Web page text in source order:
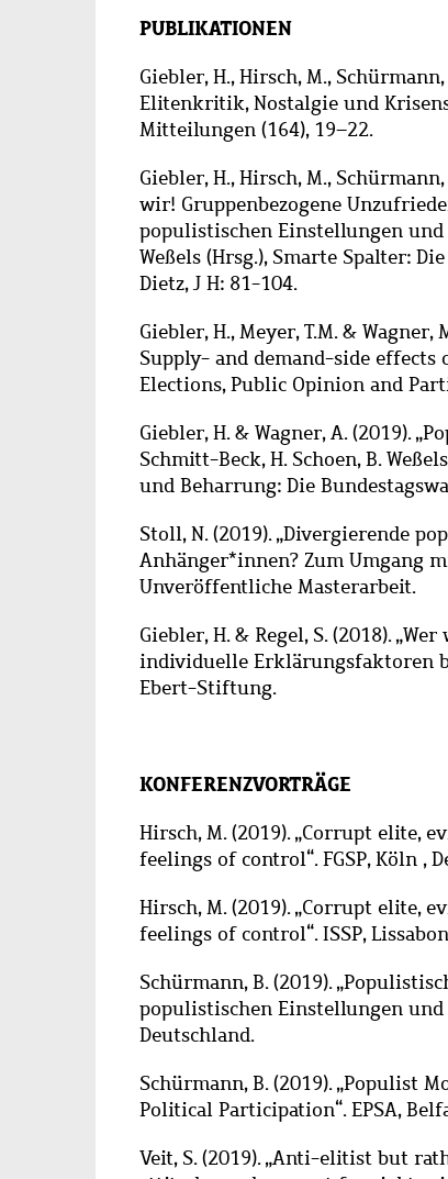
PUBLIKATIONEN
Giebler, H., Hirsch, M.,
Elitenkritik, Nostalgie und
Mitteilungen (164), 19–22.
Giebler, H., Hirsch, M.,
wir! Gruppenbezogene
populistischen Einstellungen und
Weßels (Hrsg.), Smarte Spalter:
Dietz, J H: 81-104.
Giebler, H., Meyer, T.M. & Wagner,
Supply- and demand-side
Elections, Public Opinion and
Giebler, H. & Wagner, A. (2019).
Schmitt-Beck, H. Schoen, B.
und Beharrung: Die
Stoll, N. (2019). „Divergierende
Anhänger*innen? Zum Umgang
Unveröffentliche Masterarbeit.
Giebler, H. & Regel, S. (2018).„Wer
individuelle Erklärungsfaktoren
Ebert-Stiftung.
KONFERENZVORTRÄGE
Hirsch, M. (2019). „Corrupt elite,
feelings of control“. FGSP, Köln ,
Hirsch, M. (2019). „Corrupt elite,
feelings of control“. ISSP,
Schürmann, B. (2019).
populistischen Einstellungen und
Deutschland.
Schürmann, B. (2019).„Populist
Political Participation“. EPSA,
Veit, S. (2019). „Anti-elitist but